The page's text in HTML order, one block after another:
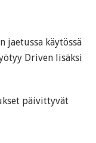
jaetussa käytössä
Driven lisäksi
päivittyvät